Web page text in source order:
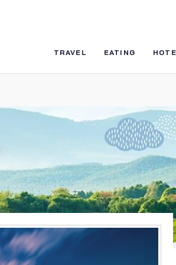
TRAVEL EATING